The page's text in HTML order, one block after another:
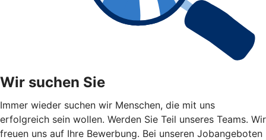
Wir suchen Sie
Immer wieder suchen wir Menschen, die mit uns
erfolgreich sein wollen. Werden Sie Teil unseres Teams. Wir
freuen uns auf Ihre Bewerbung. Bei unseren Jobangeboten